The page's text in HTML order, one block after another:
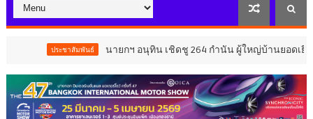
นายกฯ อนุทิน เชิดชู 264 กำนัน ผู้ใหญ่บ้านยอดเยี่ยม มอบแหนบทอง